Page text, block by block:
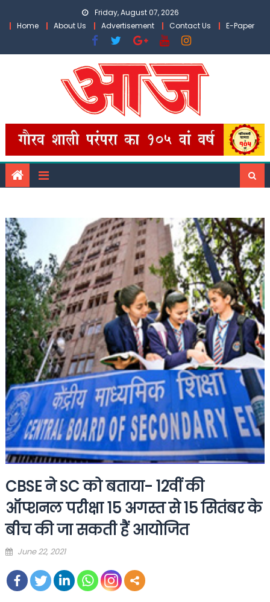
Friday, August 07, 2026
Home
About Us Advertisement Contact Us E-Paper
CBSE ने SC को बताया- 12वीं की
ऑप्शनल परीक्षा 15 अगस्त से 15 सितंबर के
बीच की जा सकती हैं आयोजित
Posted
June 22, 2021